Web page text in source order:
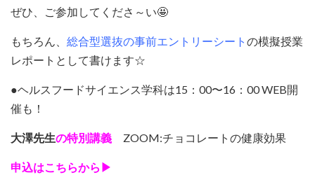
ぜひ、ご参加してくださ～い🤩
もちろん、 総合型選抜の事前エントリーシート の模擬授業
レポートとして書けます☆
●ヘルスフードサイエンス学科は15：00〜16：00 WEB開
催も！
大澤先生の特別講義 ZOOM:チョコレートの健康効果
申込はこちらから▶